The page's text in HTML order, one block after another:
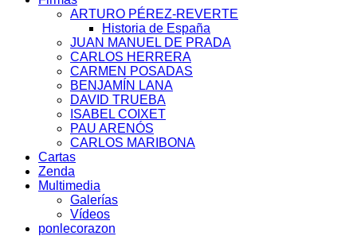
ARTURO PÉREZ-REVERTE
Historia de España
JUAN MANUEL DE PRADA
CARLOS HERRERA
CARMEN POSADAS
BENJAMÍN LANA
DAVID TRUEBA
ISABEL COIXET
PAU ARENÓS
CARLOS MARIBONA
Cartas
Zenda
Multimedia
Galerías
Vídeos
ponlecorazon